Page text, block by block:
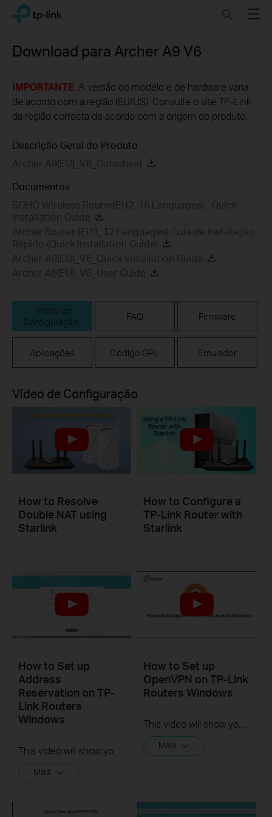
Click
navigation
TP-Link, Reliably Smart SearchMenu
Download para Archer A9 V6
IMPORTANTE: A versão do modelo e de hardware varia
de acordo com a região (EU/US). Consulte o site TP-Link
da região correcta de acordo com a origem do produto.
Descrição Geral do Produto
Archer A9(EU)_V6_Datasheet
Documentos
SOHO Wireless Router(EU2_16 Languages)_ Quick
Installation Guide
Archer Router (EU1_12 Languages) Guia de Instalação
Rápido (Quick Installation Guide)
Archer A9(EU)_V6_Quick Installation Guide
Archer A9(EU)_V6_User Guide
Vídeo de
Configuração
FAQ Firmware
Aplicações Código GPL Emulador
Vídeo de Configuração
How to Resolve
Double NAT using
Starlink
How to Configure a
TP-Link Router with
Starlink
How to Set up
Address
Reservation on TP-
Link Routers
Windows
This video will show you how to set up Address Reservation on TP-Link routers.
Mais
How to Set up
OpenVPN on TP-Link
Routers Windows
This video will show you how to set up OpenVPN on a TP-Link Wi-Fi router. For more information, visit www.tp-link.com/support.
Mais